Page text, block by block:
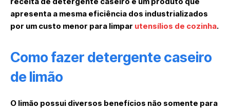
apresenta a mesma eficiência dos industrializados
por um custo menor para limpar utensílios de cozinha.
Como fazer detergente caseiro
de limão
O limão possui diversos benefícios não somente para